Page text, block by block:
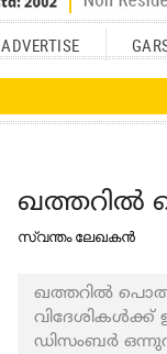
ADVERTISE
ഖത്തറില്‍
സ്വന്തം ലേഖകൻ
ഖത്തറില്‍
വിദേശികള്‍ക്ക്
ഡിസംബര്‍